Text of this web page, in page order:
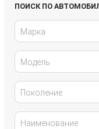
Honda
Kia
Land Rover
ПОИСК ПО
Марка
Модель
Поколение
Наименование